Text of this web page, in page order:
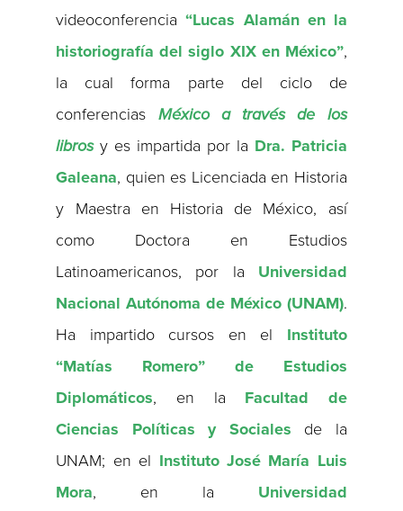
videoconferencia“Lucas Alamán en la
historiografía del siglo XIX en México”,
la cual forma parte del ciclo de
conferencias México a través de los
librosy es impartida por la Dra. Patricia
Galeana, quien es Licenciada en Historia
y Maestra en Historia de México, así
como Doctora en Estudios
Latinoamericanos, por la Universidad
Nacional Autónoma de México (UNAM).
Ha impartido cursos en el Instituto
“Matías Romero” de Estudios
Diplomáticos, en la Facultad de
Ciencias Políticas y Sociales de la
UNAM; en el Instituto José María Luis
Mora, en la Universidad